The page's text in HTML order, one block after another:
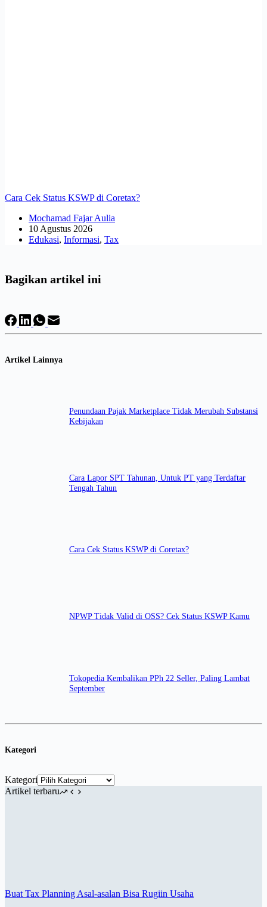
Cara Cek Status KSWP di Coretax?
Mochamad Fajar Aulia
10 Agustus 2026
Edukasi, Informasi, Tax
Bagikan artikel ini
Artikel Lainnya
Penundaan Pajak Marketplace Tidak Merubah Substansi
Kebijakan
Cara Lapor SPT Tahunan, Untuk PT yang Terdaftar
Tengah Tahun
Cara Cek Status KSWP di Coretax?
NPWP Tidak Valid di OSS? Cek Status KSWP Kamu
Tokopedia Kembalikan PPh 22 Seller, Paling Lambat
September
Kategori
Kategori
Artikel terbaru
Buat Tax Planning Asal-asalan Bisa Rugiin Usaha